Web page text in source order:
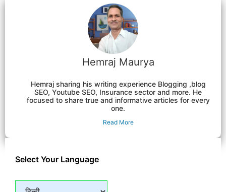
Hemraj Maurya
Hemraj sharing his writing experience Blogging ,blog
SEO, Youtube SEO, Insurance sector and more. He
focused to share true and informative articles for every
one.
Read More
Select Your Language